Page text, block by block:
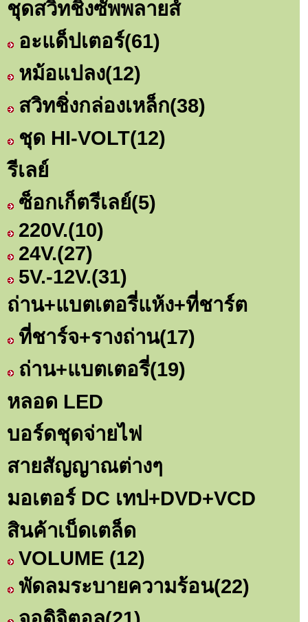
ชุดสวิทชิ่งซัพพลายส์
อะแด็ปเตอร์(61)
หม้อแปลง(12)
สวิทชิ่งกล่องเหล็ก(38)
ชุด HI-VOLT(12)
รีเลย์
ซ็อกเก็ตรีเลย์(5)
220V.(10)
24V.(27)
5V.-12V.(31)
ถ่าน+แบตเตอรี่แห้ง+ที่ชาร์ต
ที่ชาร์จ+รางถ่าน(17)
ถ่าน+แบตเตอรี่(19)
หลอด LED
บอร์ดชุดจ่ายไฟ
สายสัญญาณต่างๆ
มอเตอร์ DC เทป+DVD+VCD
สินค้าเบ็ดเตล็ด
VOLUME (12)
พัดลมระบายความร้อน(22)